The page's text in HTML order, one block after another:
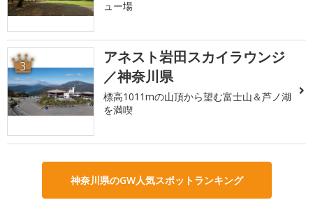
ュー場
3
アネスト岩田スカイラウンジ
／神奈川県
標高1011mの山頂から望む富士山＆芦ノ湖
を満喫
神奈川県のGW人気スポットランキング